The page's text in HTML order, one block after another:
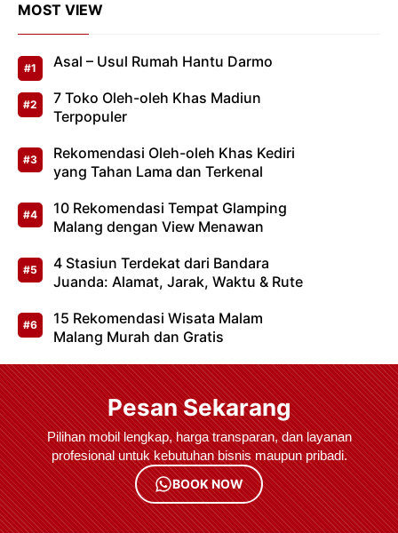
MOST VIEW
Asal – Usul Rumah Hantu Darmo
7 Toko Oleh-oleh Khas Madiun
Terpopuler
Rekomendasi Oleh-oleh Khas Kediri
yang Tahan Lama dan Terkenal
10 Rekomendasi Tempat Glamping
Malang dengan View Menawan
4 Stasiun Terdekat dari Bandara
Juanda: Alamat, Jarak, Waktu & Rute
15 Rekomendasi Wisata Malam
Malang Murah dan Gratis
Pesan Sekarang
Pilihan mobil lengkap, harga transparan, dan layanan
profesional untuk kebutuhan bisnis maupun pribadi.
BOOK NOW